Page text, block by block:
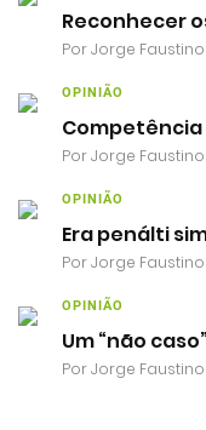
Reconhecer
PorJorge Faustino
OPINIÃO
PorJorge Faustino
OPINIÃO
Era penálti
PorJorge Faustino
OPINIÃO
Um “não
PorJorge Faustino